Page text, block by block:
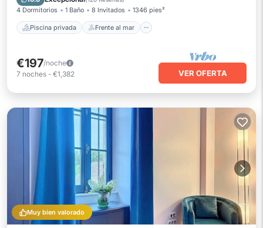
4 Dormitorios 1 Baño 8 Invitados 1346 pies²
Piscina privada Frente al mar
€197/noche
7 noches - €1,382 VER OFERTA
Muy bien valorado